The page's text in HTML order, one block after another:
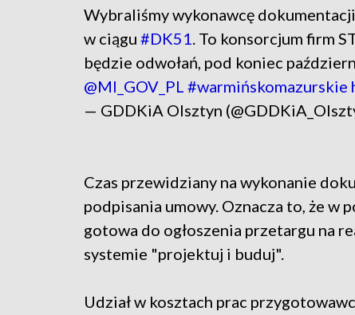
Wybraliśmy wykonawcę
w ciągu #DK51. To konsorcjum firm
będzie odwołań, pod koniec
@MI_GOV_PL #warmińskomazurskie
— GDDKiA Olsztyn
Czas przewidziany na wykonanie
podpisania umowy. Oznacza to, że w
gotowa do ogłoszenia przetargu na
systemie "projektuj i buduj".
Udział w kosztach prac